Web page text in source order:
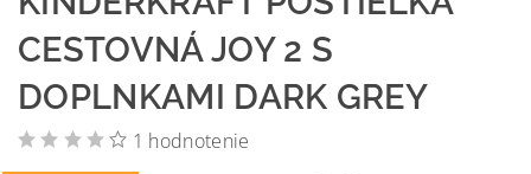
CESTOVNÁ JOY 2 S
DOPLNKAMI DARK GREY
1 hodnotenie